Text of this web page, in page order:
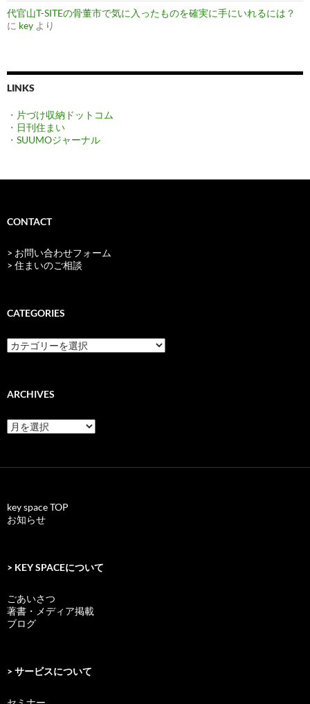
代官山T-SITEの骨董市で気に入ったものを確実に手にいれるには？
に key より
LINKS
・ 片づけ収納ドットコム
・ 日刊住まい
・ SUUMOジャーナル
CONTACT
> お問い合わせフォーム
> 住まいのご相談
CATEGORIES
categories
ARCHIVES
archives
key space TOP
お知らせ
> KEY SPACEについて
ごあいさつ
著書・メディア掲載
ブログ
> サービスについて